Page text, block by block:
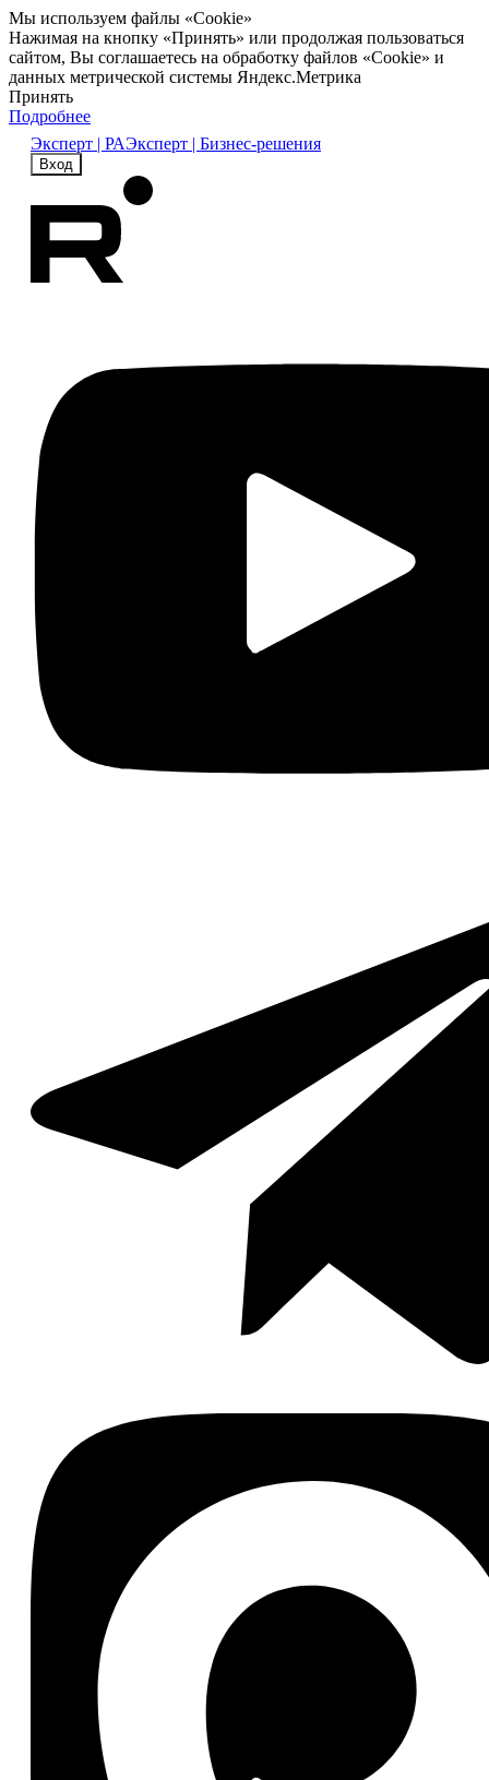
Мы используем файлы «Cookie»
Нажимая на кнопку «Принять» или продолжая пользоваться
сайтом, Вы соглашаетесь на обработку файлов «Cookie» и
данных метрической системы Яндекс.Метрика
Принять
Подробнее
Эксперт | РАЭксперт | Бизнес-решения
Вход